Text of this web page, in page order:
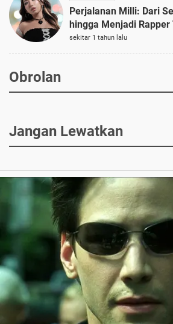
Perjalanan Milli: Dari
hingga Menjadi Rapper
sekitar 1 tahun lalu
Obrolan
Jangan Lewatkan